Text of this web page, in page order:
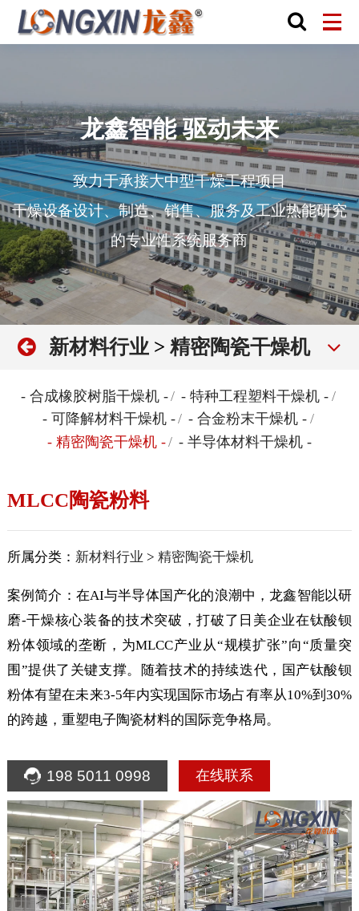
龙鑫智能 驱动未来
致力于承接大中型干燥工程项目
干燥设备设计、制造、销售、服务及工业热能研究
的专业性系统服务商
新材料行业 > 精密陶瓷干燥机
- 合成橡胶树脂干燥机 -/ - 特种工程塑料干燥机 - /
- 可降解材料干燥机 -/ - 合金粉末干燥机 - /
- 精密陶瓷干燥机 -/ - 半导体材料干燥机 -
MLCC陶瓷粉料
所属分类： 新材料行业 > 精密陶瓷干燥机
案例简介：在AI与半导体国产化的浪潮中，龙鑫智能以研
磨-干燥核心装备的技术突破，打破了日美企业在钛酸钡
粉体领域的垄断，为MLCC产业从“规模扩张”向“质量突
围”提供了关键支撑。随着技术的持续迭代，国产钛酸钡
粉体有望在未来3-5年内实现国际市场占有率从10%到30%
的跨越，重塑电子陶瓷材料的国际竞争格局。
198 5011 0998 在线联系